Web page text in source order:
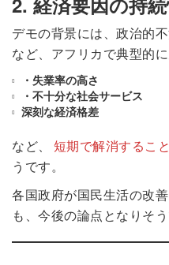
デモの背景には、政治的
など、アフリカで典型的
・失業率の高さ
・不十分な社会サービス
深刻な経済格差
など、 短期で解消するこ
うです。
各国政府が国民生活の改
も、今後の論点となりそう